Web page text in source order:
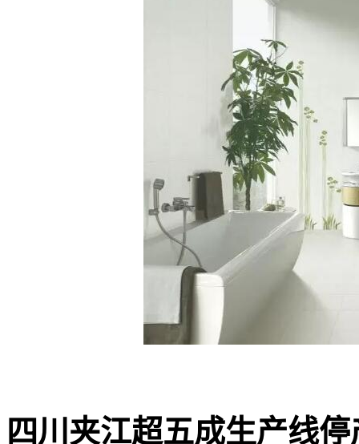
四川夹江超五成生产线停